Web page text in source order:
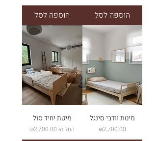
הוספה לסל הוספה לסל
מיטת וודבי סינגל
מחיר
₪2,700.00
מיטת יחיד סול
החל מ- ₪2,700.00מחיר מבצע